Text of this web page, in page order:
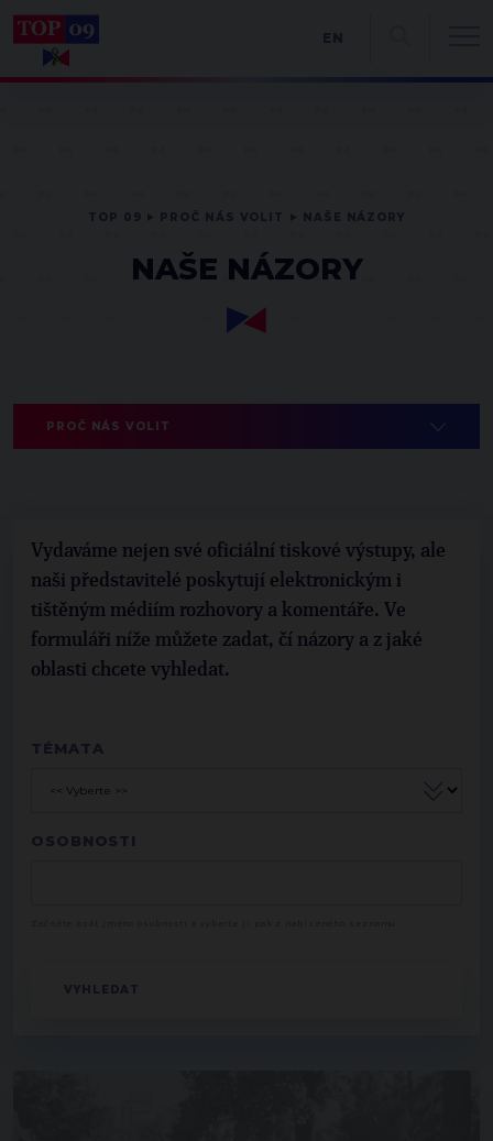
NAŠE NÁZORY
PROČ NÁS VOLIT
Vydaváme nejen své oficiální tiskové výstupy, ale
naši představitelé poskytují elektronickým i
tištěným médiím rozhovory a komentáře. Ve
formuláři níže můžete zadat, čí názory a z jaké
oblasti chcete vyhledat.
TÉMATA
OSOBNOSTI